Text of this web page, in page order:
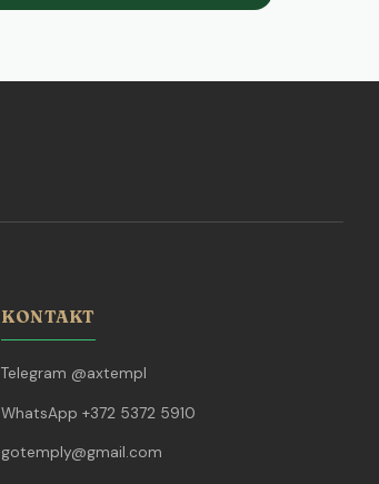
KONTAKT
Telegram @axtempl
WhatsApp +372 5372 5910
gotemply@gmail.com